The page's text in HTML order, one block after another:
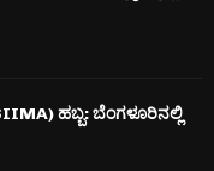
ಹಬ್ಬ: ಬೆಂಗಳೂರಿನಲ್ಲಿ